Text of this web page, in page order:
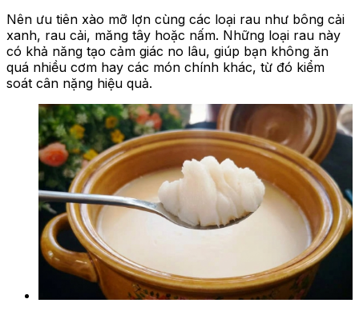
Nên ưu tiên xào mỡ lợn cùng các loại rau như bông cải
xanh, rau cải, măng tây hoặc nấm. Những loại rau này
có khả năng tạo cảm giác no lâu, giúp bạn không ăn
quá nhiều cơm hay các món chính khác, từ đó kiểm
soát cân nặng hiệu quả.